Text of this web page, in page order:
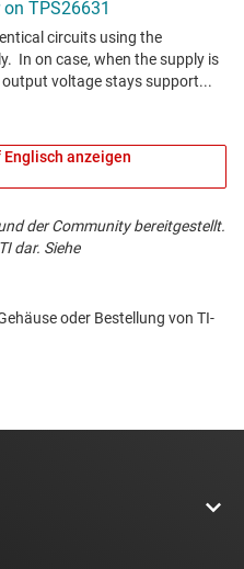
anzeigen
der Community bereitgestellt.
dar. Siehe
oder Bestellung von TI-